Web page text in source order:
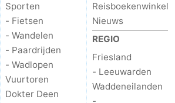
Sporten
- Fietsen
- Wandelen
- Paardrijden
- Wadlopen
Vuurtoren
Dokter Deen
Reisboekenwinkel
Nieuws
REGIO
Friesland
- Leeuwarden
Waddeneilanden